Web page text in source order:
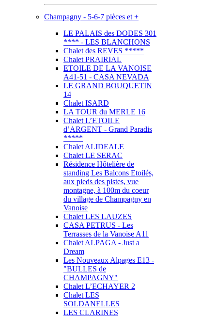
Champagny - 5-6-7 pièces et +
LE PALAIS des DODES 301
**** - LES BLANCHONS
Chalet des REVES *****
Chalet PRAIRIAL
ETOILE DE LA VANOISE
A41-51 - CASA NEVADA
LE GRAND BOUQUETIN
14
Chalet ISARD
LA TOUR du MERLE 16
Chalet L’ETOILE
d’ARGENT - Grand Paradis
*****
Chalet ALIDEALE
Chalet LE SERAC
Résidence Hôtelière de
standing Les Balcons Etoilés,
aux pieds des pistes, vue
montagne, à 100m du coeur
du village de Champagny en
Vanoise
Chalet LES LAUZES
CASA PETRUS - Les
Terrasses de la Vanoise A11
Chalet ALPAGA - Just a
Dream
Les Nouveaux Alpages E13 -
"BULLES de
CHAMPAGNY"
Chalet L’ECHAYER 2
Chalet LES
SOLDANELLES
LES CLARINES